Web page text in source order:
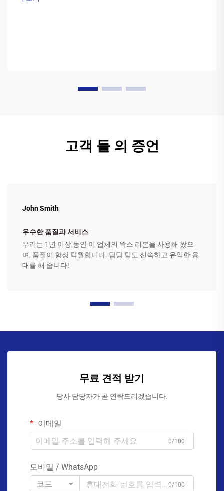
고객 들 의 증언
John Smith
우수한 품질과 서비스
우리는 1년 이상 동안 이 업체의 왁스 리본을 사용해 왔으
며, 품질이 항상 탁월합니다. 담당 팀도 신속하고 유익한 응
대를 해 줍니다!
무료 견적 받기
당사 담당자가 곧 연락드리겠습니다.
이메일
0/100
모바일 / WhatsApp
코드
0/100